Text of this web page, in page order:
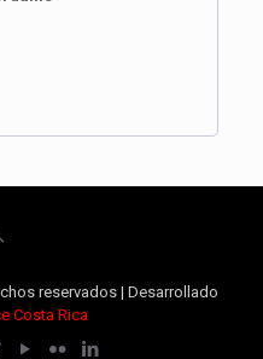
reservados | Desarrollado
Costa Rica